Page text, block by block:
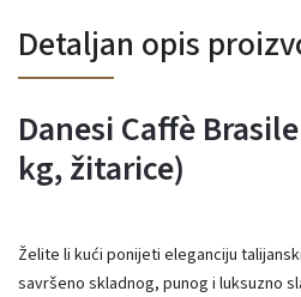
Detaljan opis
Danesi Caffè
kg, žitarice)
Želite li kući ponijeti eleganciju
savršeno skladnog, punog i luksuzno